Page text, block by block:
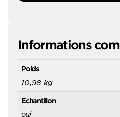
Informations
Poids
10,98 kg
Echantillon
oui